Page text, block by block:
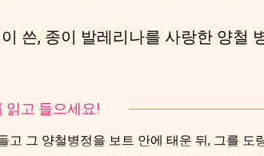
쓴, 종이 발레리나를 사랑한 양철
읽고 들으세요!
고 그 양철병정을 보트 안에 태운 뒤, 그를 도